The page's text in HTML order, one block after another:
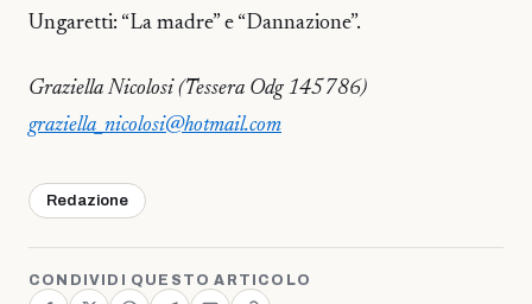
Ungaretti: “La madre” e “Dannazione”.
Graziella Nicolosi (Tessera Odg 145786)
graziella_nicolosi@hotmail.com
Redazione
CONDIVIDI QUESTO ARTICOLO